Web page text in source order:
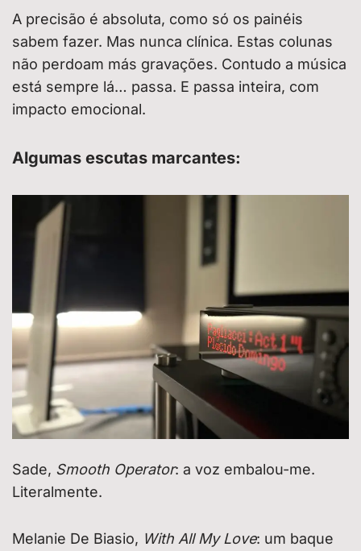
A precisão é absoluta, como só os painéis
sabem fazer. Mas nunca clínica. Estas colunas
não perdoam más gravações. Contudo a música
está sempre lá… passa. E passa inteira, com
impacto emocional.
Algumas escutas marcantes:
Sade, Smooth Operator: a voz embalou-me.
Literalmente.
Melanie De Biasio, With All My Love: um baque